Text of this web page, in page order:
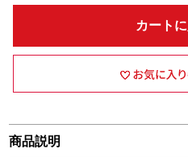
カート
商品説明